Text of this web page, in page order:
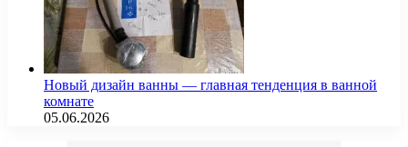
Новый дизайн ванны — главная тенденция в ванной
комнате
05.06.2026